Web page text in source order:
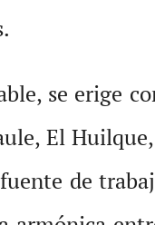
se erige
El
de